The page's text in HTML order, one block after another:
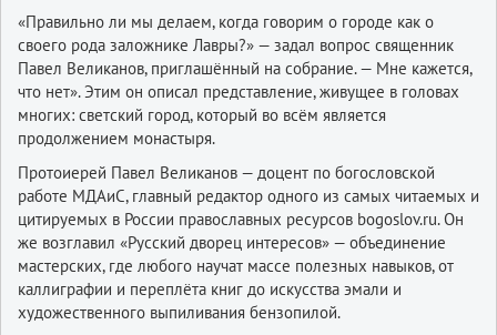
«Правильно ли мы делаем, когда говорим о городе как о
своего рода заложнике Лавры?» — задал вопрос священник
Павел Великанов, приглашённый на собрание. — Мне кажется,
что нет». Этим он описал представление, живущее в головах
многих: светский город, который во всём является
продолжением монастыря.
Протоиерей Павел Великанов — доцент по богословской
работе МДАиС, главный редактор одного из самых читаемых и
цитируемых в России православных ресурсов bogoslov.ru. Он
же возглавил «Русский дворец интересов» — объединение
мастерских, где любого научат массе полезных навыков, от
каллиграфии и переплёта книг до искусства эмали и
художественного выпиливания бензопилой.